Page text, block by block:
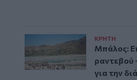
ΚΡΗΤΗ
Μπάλος:
ραντεβού
για την